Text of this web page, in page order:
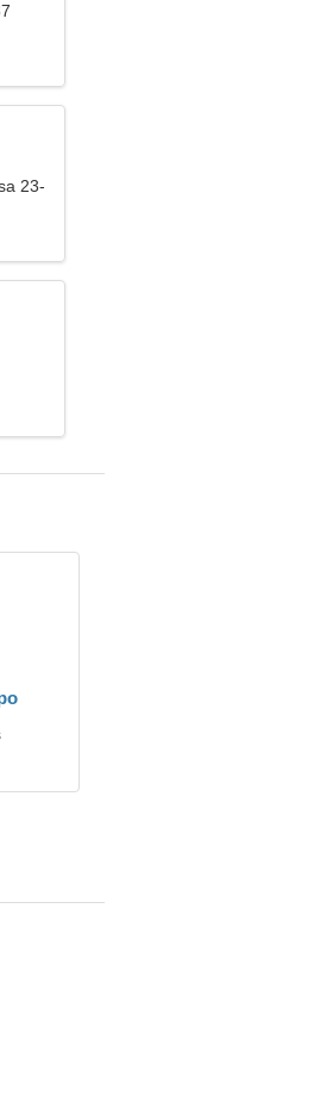
23-